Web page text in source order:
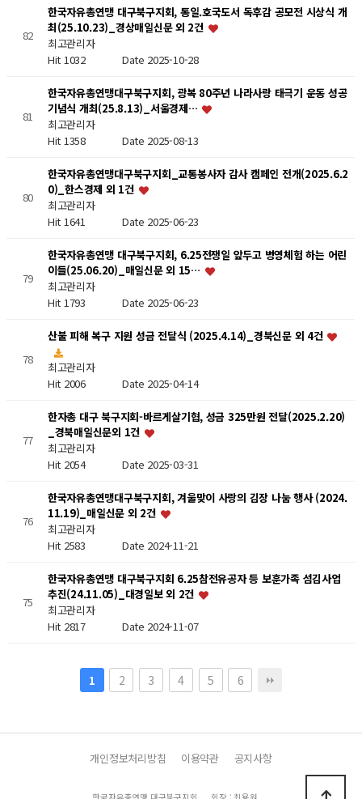
82
한국자유총연맹 대구북구지회, 통일.호국도서 독후감 공모전 시상식 개
최(25.10.23)_경상매일신문 외 2건
최고관리자
Hit 1032 Date 2025-10-28
81
한국자유총연맹대구북구지회, 광복 80주년 나라사랑 태극기 운동 성공
기념식 개최(25.8.13)_서울경제…
최고관리자
Hit 1358 Date 2025-08-13
80
한국자유총연맹대구북구지회_교통봉사자 감사 캠페인 전개(2025.6.2
0)_한스경제 외 1건
최고관리자
Hit 1641 Date 2025-06-23
79
한국자유총연맹 대구북구지회, 6.25전쟁일 앞두고 병영체험 하는 어린
이들(25.06.20)_매일신문 외 15…
최고관리자
Hit 1793 Date 2025-06-23
78
산불 피해 복구 지원 성금 전달식 (2025.4.14)_경북신문 외 4건
최고관리자
Hit 2006 Date 2025-04-14
77
한자총 대구 북구지회-바르게살기협, 성금 325만원 전달(2025.2.20)
_경북매일신문외 1건
최고관리자
Hit 2054 Date 2025-03-31
76
한국자유총연맹대구북구지회, 겨울맞이 사랑의 김장 나눔 행사 (2024.
11.19)_매일신문 외 2건
최고관리자
Hit 2583 Date 2024-11-21
75
한국자유총연맹 대구북구지회 6.25참전유공자 등 보훈가족 섬김사업
추진(24.11.05)_대경일보 외 2건
최고관리자
Hit 2817 Date 2024-11-07
1 2 3 4 5 6
개인정보처리방침 이용약관 공지사항